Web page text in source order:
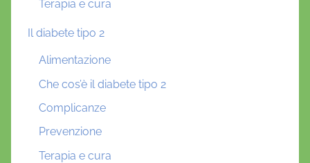
Terapia e cura
Il diabete tipo 2
Alimentazione
Che cos’è il diabete tipo 2
Complicanze
Prevenzione
Terapia e cura